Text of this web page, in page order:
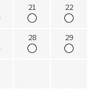
21 22
28 29